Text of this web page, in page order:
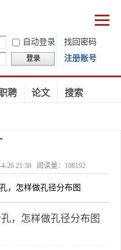
自动登录
找回密码
登录 注册账号
聘 论文 搜索
26 21:38 阅读量： 108192
，怎样做孔径分布图
，怎样做孔径分布图